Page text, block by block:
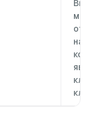
Вы
явно
ключ